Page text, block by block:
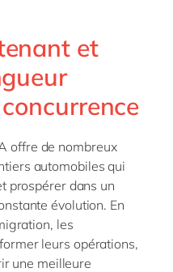
et
offre de nombreux
automobiles qui
prospérer dans un
évolution. En
les
leurs opérations,
une meilleure